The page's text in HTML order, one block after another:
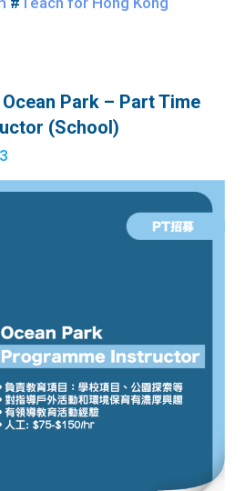
Ocean Park – Part Time
(School)